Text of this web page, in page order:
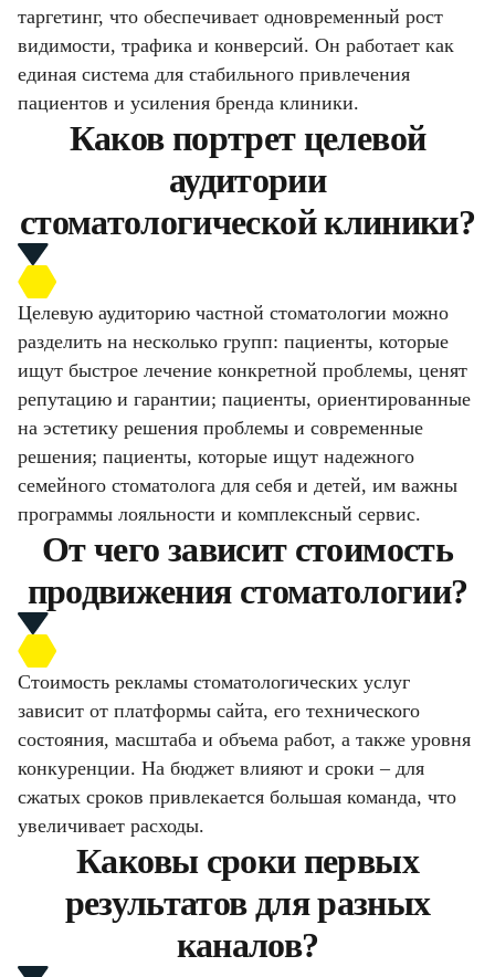
таргетинг, что обеспечивает одновременный рост
видимости, трафика и конверсий. Он работает как
единая система для стабильного привлечения
пациентов и усиления бренда клиники.
Каков портрет целевой
аудитории
стоматологической клиники?
Целевую аудиторию частной стоматологии можно
разделить на несколько групп: пациенты, которые
ищут быстрое лечение конкретной проблемы, ценят
репутацию и гарантии; пациенты, ориентированные
на эстетику решения проблемы и современные
решения; пациенты, которые ищут надежного
семейного стоматолога для себя и детей, им важны
программы лояльности и комплексный сервис.
От чего зависит стоимость
продвижения стоматологии?
Стоимость рекламы стоматологических услуг
зависит от платформы сайта, его технического
состояния, масштаба и объема работ, а также уровня
конкуренции. На бюджет влияют и сроки – для
сжатых сроков привлекается большая команда, что
увеличивает расходы.
Каковы сроки первых
результатов для разных
каналов?